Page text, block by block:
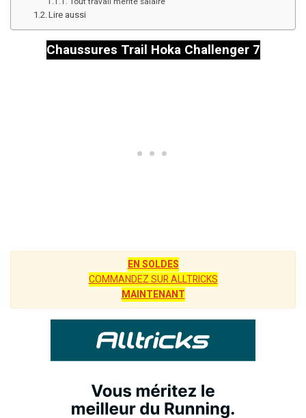
Lire aussi
Chaussures Trail Hoka Challenger 7
EN SOLDES
COMMANDEZ SUR ALLTRICKS
MAINTENANT